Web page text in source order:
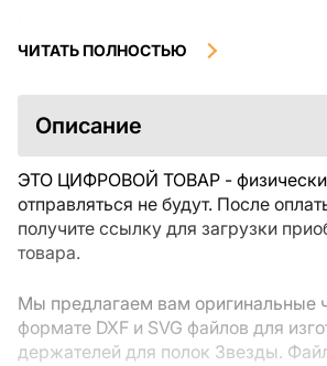
загрузки, не подлежат возврату или
ознакомиться с описанием товара
интересующие Вас вопросы перед
свяжитесь с продавцом напрямую.
ЧИТАТЬ ПОЛНОСТЬЮ
Описание
ЭТО ЦИФРОВОЙ ТОВАР -
отправляться не будут. После
получите ссылку для загрузки
товара.
Мы предлагаем вам оригинальные
формате DXF и SVG файлов для
держателей для полок Звезды.